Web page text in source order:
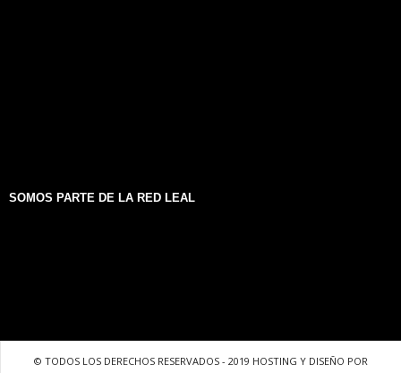
SOMOS PARTE DE LA RED LEAL
© TODOS LOS DERECHOS RESERVADOS - 2019 HOSTING Y DISEÑO POR